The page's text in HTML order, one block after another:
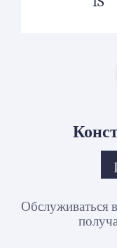
Обслуживаться